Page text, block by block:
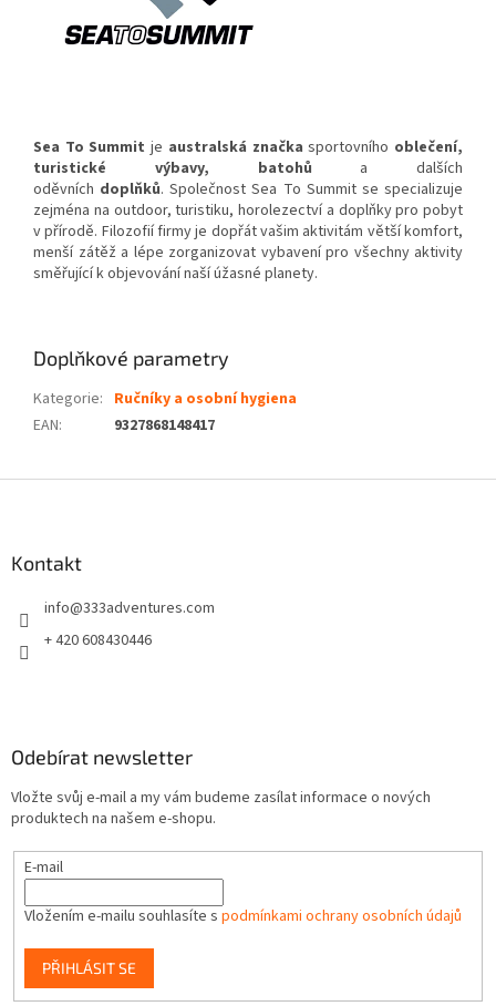
Sea To Summit je australská značka sportovního oblečení,
turistické výbavy, batohů
a dalších
oděvních doplňků. Společnost Sea To Summit se specializuje
zejména na outdoor, turistiku, horolezectví a doplňky pro pobyt
v přírodě. Filozofií firmy je dopřát vašim aktivitám větší komfort,
menší zátěž a lépe zorganizovat vybavení pro všechny aktivity
směřující k objevování naší úžasné planety.
Doplňkové parametry
Kategorie: Ručníky a osobní hygiena
EAN: 9327868148417
Kontakt
info@333adventures.com
+ 420 608430446
Odebírat newsletter
Vložte svůj e-mail a my vám budeme zasílat informace o nových
produktech na našem e-shopu.
E-mail
Vložením e-mailu souhlasíte s podmínkami ochrany osobních údajů
PŘIHLÁSIT SE